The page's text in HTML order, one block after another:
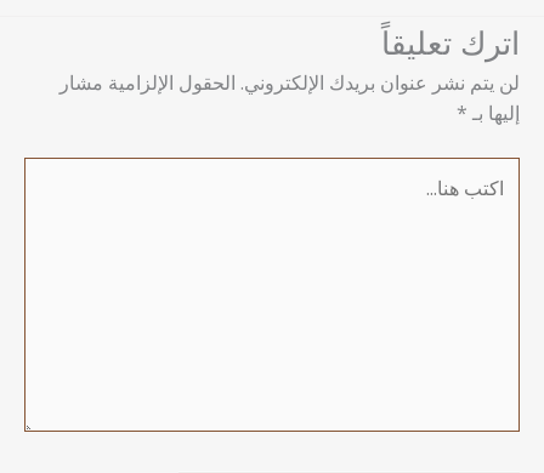
اترك تعليقاً
لن يتم نشر عنوان بريدك الإلكتروني. الحقول الإلزامية مشار
إليها بـ *
هنا...